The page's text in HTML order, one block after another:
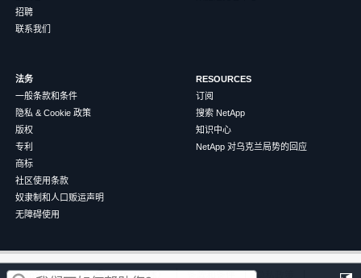
这篇文章对您有帮助吗？
招聘
联系我们
法务
一般条款和条件
隐私 & Cookie 政策
版权
专利
商标
社区使用条款
奴隶制和人口贩运声明
无障碍使用
RESOURCES
订阅
搜索 NetApp
知识中心
NetApp 对乌克兰局势的回应
©2026NetApp 中文（简体） 条款和条件 隐私政策